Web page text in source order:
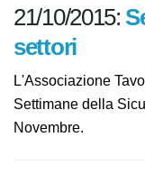
21/10/2015:
vari settori
L'Associazione
delle Settimane
mese di Novembre.